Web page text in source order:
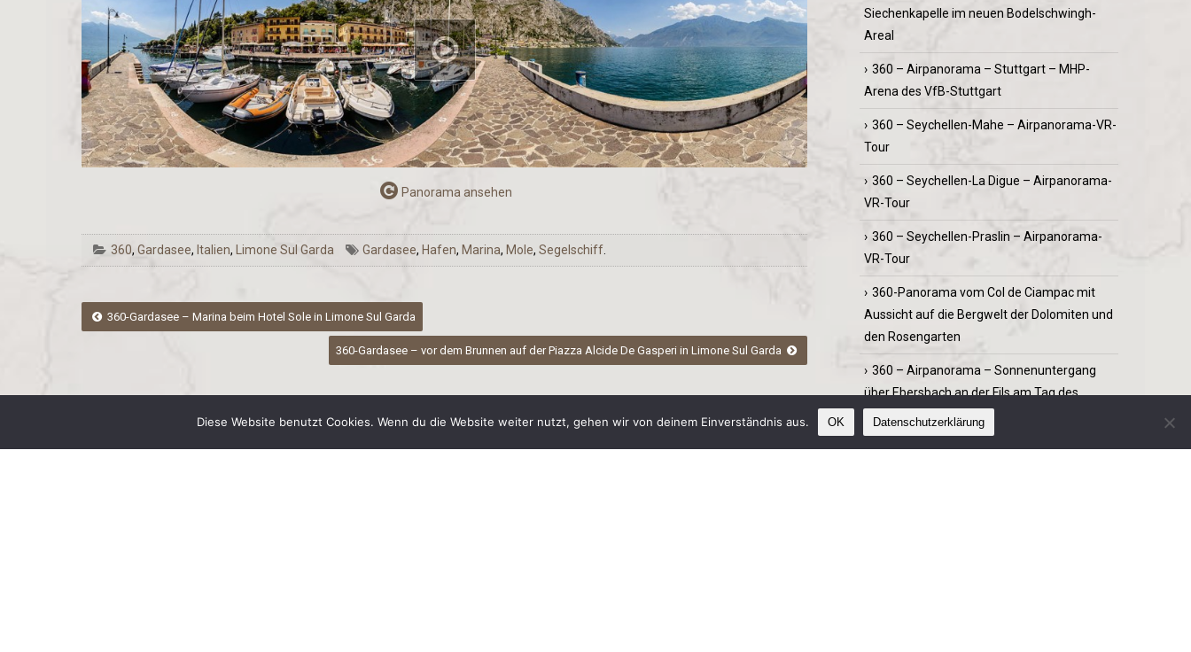
Panorama ansehen
360, Gardasee, Italien, Limone Sul Garda Gardasee, Hafen, Marina, Mole,Segelschiff
Post
360-Gardasee – Marina beim Hotel Sole in Limone Sul Garda
360-Gardasee – vor dem Brunnen auf der Piazza Alcide De Gasperi in Limone Sul Garda
Siechenkapelle im neuen Bodelschwingh-
Areal
360 – Airpanorama – Stuttgart – MHP-
Arena des VfB-Stuttgart
360 – Seychellen-Mahe – Airpanorama-VR-
Tour
360 – Seychellen-La Digue – Airpanorama-
VR-Tour
360 – Seychellen-Praslin – Airpanorama-
VR-Tour
360-Panorama vom Col de Ciampac mit
Aussicht auf die Bergwelt der Dolomiten und
den Rosengarten
360 – Airpanorama – Sonnenuntergang
über Ebersbach an der Fils am Tag des
Stadtfestes
Island – Airpanorama-VR-Tour
Diese Website benutzt Cookies. Wenn du die Website weiter nutzt, gehen wir von deinem Einverständnis aus. OK Datenschutzerklärung